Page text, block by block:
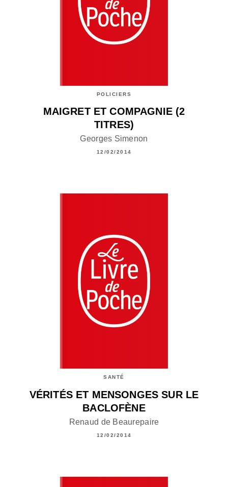
POLICIERS
MAIGRET ET COMPAGNIE (2
TITRES)
Georges Simenon
12/02/2014
SANTÉ
VÉRITÉS ET MENSONGES SUR LE
BACLOFÈNE
Renaud de Beaurepaire
12/02/2014